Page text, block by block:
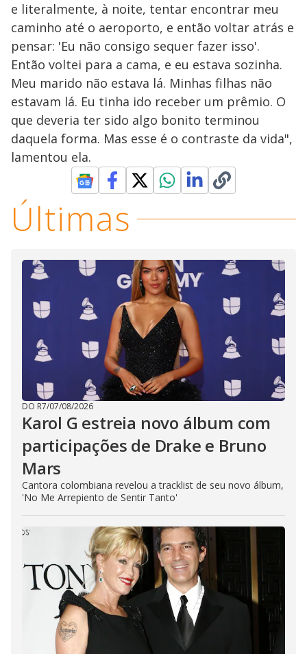
e literalmente, à noite, tentar encontrar meu
caminho até o aeroporto, e então voltar atrás e
pensar: 'Eu não consigo sequer fazer isso'.
Então voltei para a cama, e eu estava sozinha.
Meu marido não estava lá. Minhas filhas não
estavam lá. Eu tinha ido receber um prêmio. O
que deveria ter sido algo bonito terminou
daquela forma. Mas esse é o contraste da vida",
lamentou ela.
Últimas
DO R7/07/08/2026
Karol G estreia novo álbum com
participações de Drake e Bruno
Mars
Cantora colombiana revelou a ​tracklist de seu novo álbum,
'No Me Arrepiento de Sentir Tanto'